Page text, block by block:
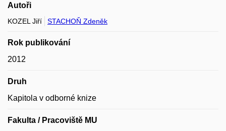
Autoři
KOZEL Jiří STACHOŇ Zdeněk
Rok publikování
2012
Druh
Kapitola v odborné knize
Fakulta / Pracoviště MU